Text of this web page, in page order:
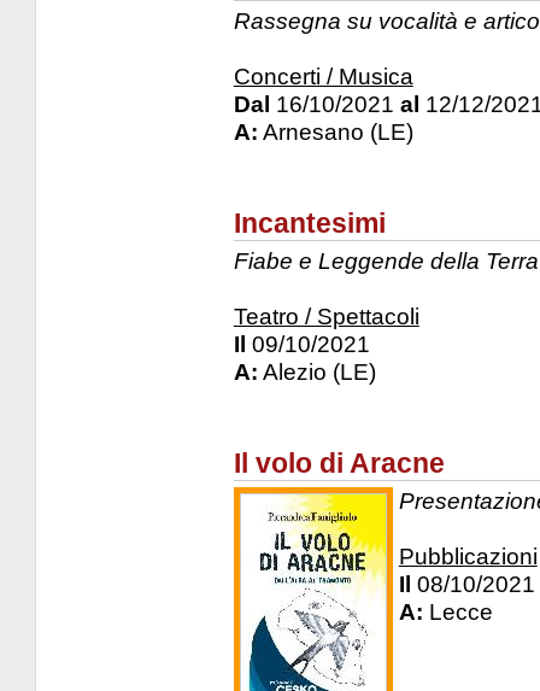
Rassegna su vocalità e
Concerti / Musica
Dal 16/10/2021 al 12/12/
A: Arnesano (LE)
Incantesimi
Fiabe e Leggende della Terra
Teatro / Spettacoli
Il 09/10/2021
A: Alezio (LE)
Il volo di Aracne
Pubblicazioni
Il 08/10/2021
A: Lecce